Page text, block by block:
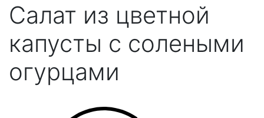
Салат из цветной
капусты с солеными
огурцами